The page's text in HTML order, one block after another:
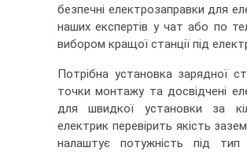
безпечні електрозаправки для
наших експертів у чат або по
вибором кращої станції під
Потрібна установка зарядної
точки монтажу та досвідчені
для швидкої установки за
електрик перевірить якість
налаштує потужність під